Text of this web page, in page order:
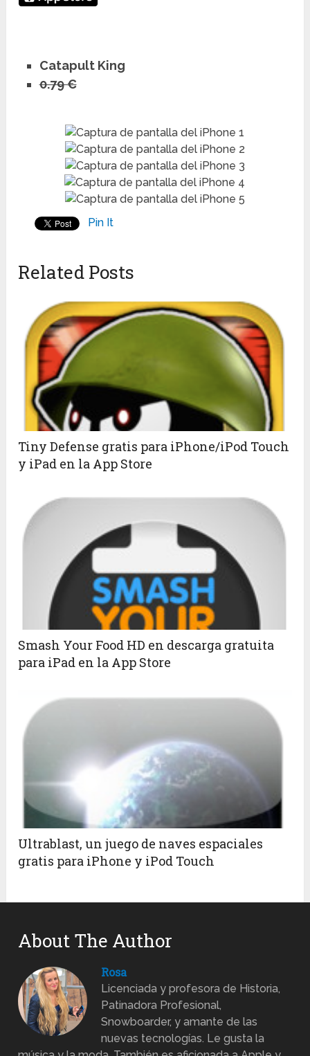
Catapult King
0.79 €
Pin It
Related Posts
Tiny Defense gratis para iPhone/iPod Touch
y iPad en la App Store
Smash Your Food HD en descarga gratuita
para iPad en la App Store
Ultrablast, un juego de naves espaciales
gratis para iPhone y iPod Touch
About The Author
Rosa
Licenciada y profesora de Historia,
Patinadora Profesional,
Snowboarder, y amante de las
nuevas tecnologías. Le gusta la